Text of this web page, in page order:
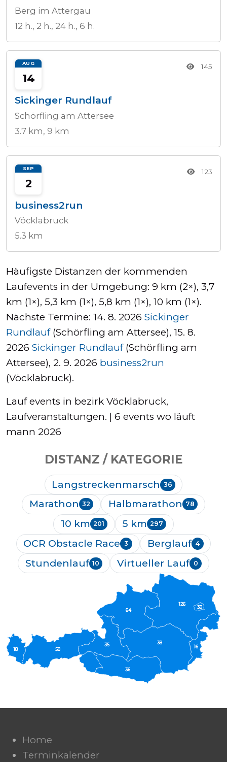
Berg im Attergau
12 h., 2 h., 24 h., 6 h.
AUG
14
145
Sickinger Rundlauf
Schörfling am Attersee
3.7 km, 9 km
SEP
2
123
business2run
Vöcklabruck
5.3 km
Häufigste Distanzen der kommenden
Laufevents in der Umgebung: 9 km (2×), 3,7
km (1×), 5,3 km (1×), 5,8 km (1×), 10 km (1×).
Nächste Termine: 14. 8. 2026 Sickinger
Rundlauf(Schörfling am Attersee), 15. 8.
2026 Sickinger Rundlauf(Schörfling am
Attersee), 2. 9. 2026 business2run
(Vöcklabruck).
Lauf events in bezirk Vöcklabruck,
Laufveranstaltungen. | 6 events wo läuft
mann 2026
DISTANZ / KATEGORIE
Langstreckenmarsch 36
Marathon 32 Halbmarathon 78
10 km 201 5 km 297
OCR Obstacle Race 3 Berglauf 4
Stundenlauf 10 Virtueller Lauf 0
18 16
38
36
64
35
50
126
30
Home
Terminkalender